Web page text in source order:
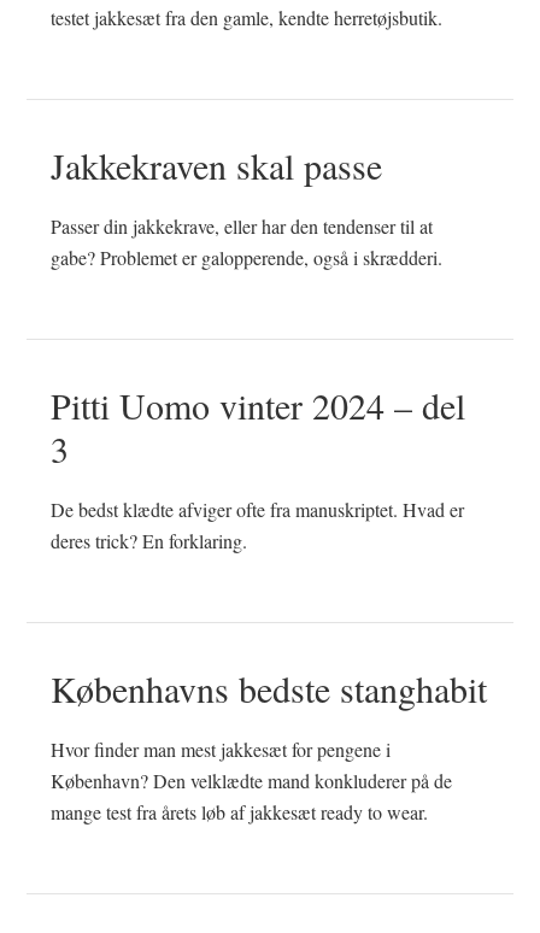
testet jakkesæt fra den gamle, kendte herretøjsbutik.
Jakkekraven skal passe
Passer din jakkekrave, eller har den tendenser til at
gabe? Problemet er galopperende, også i skrædderi.
Pitti Uomo vinter 2024 – del
3
De bedst klædte afviger ofte fra manuskriptet. Hvad er
deres trick? En forklaring.
Københavns bedste stanghabit
Hvor finder man mest jakkesæt for pengene i
København? Den velklædte mand konkluderer på de
mange test fra årets løb af jakkesæt ready to wear.